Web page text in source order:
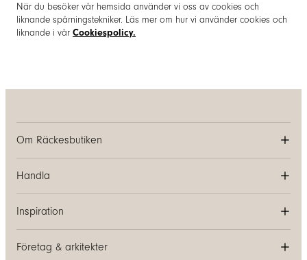
När du besöker vår hemsida använder vi oss av cookies och
liknande spårningstekniker. Läs mer om hur vi använder cookies och
liknande i vår Cookiespolicy.
Om Räckesbutiken
Handla
Inspiration
Företag & arkitekter